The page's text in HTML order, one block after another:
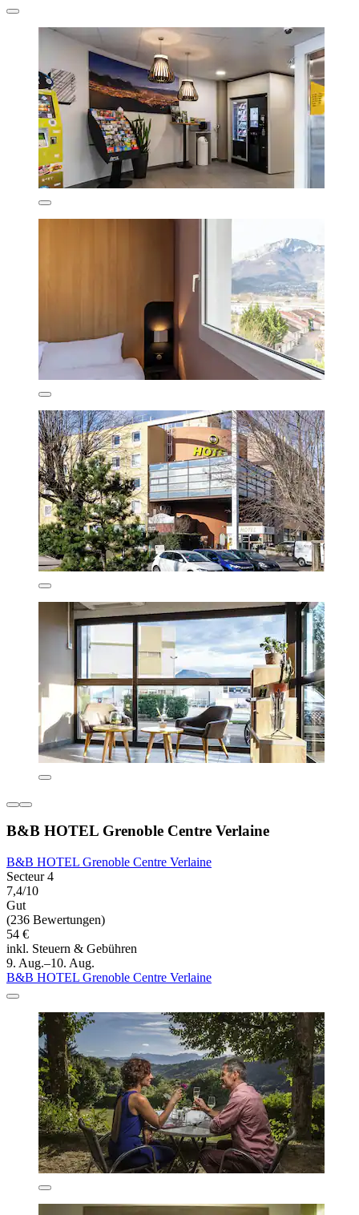
B&B HOTEL Grenoble Centre Verlaine
B&B HOTEL Grenoble Centre Verlaine
Secteur 4
7,4/10
Gut
(236 Bewertungen)
54 €
inkl. Steuern & Gebühren
9. Aug.–10. Aug.
B&B HOTEL Grenoble Centre Verlaine